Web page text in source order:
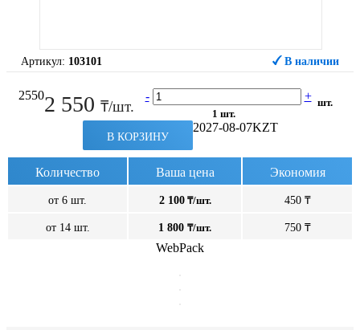
Артикул: 103101 В наличии
25502 550 ₸/шт.
- +
1 шт.
шт.
В КОРЗИНУ
2027-08-07KZT
Количество Ваша цена Экономия
от 6 шт. 2 100₸/шт. 450 ₸
от 14 шт. 1 800 ₸/шт. 750 ₸
WebPack